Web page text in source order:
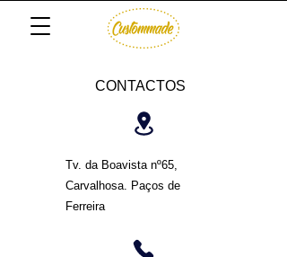
CONTACTOS
Tv. da Boavista nº65,
Carvalhosa. Paços de
Ferreira